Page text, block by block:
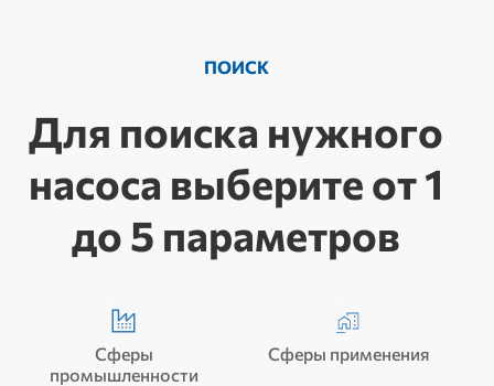
ПОИСК
Для поиска нужного
насоса выберите от 1
до 5 параметров
Сферы
промышленности
Сферы применения